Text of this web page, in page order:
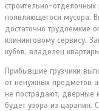
строительно-
появляющегося мусора.
достаточно трудоемкие
клининговому сервису.
кубов, владелец
Прибывшие грузчики
от ненужных предметов
не пострадают, дверные
будет узора из